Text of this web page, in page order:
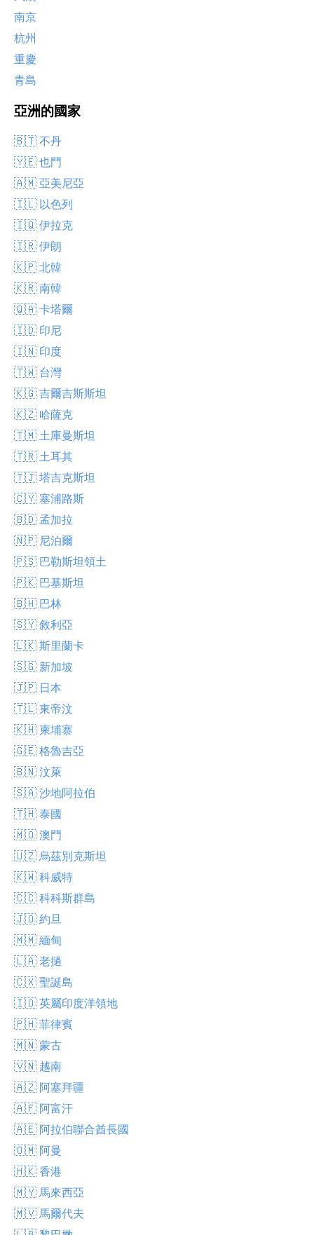
南京
杭州
重慶
青島
亞洲的國家
🇧🇹 不丹
🇾🇪 也門
🇦🇲 亞美尼亞
🇮🇱 以色列
🇮🇶 伊拉克
🇮🇷 伊朗
🇰🇵 北韓
🇰🇷 南韓
🇶🇦 卡塔爾
🇮🇩 印尼
🇮🇳 印度
🇹🇼 台灣
🇰🇬 吉爾吉斯斯坦
🇰🇿 哈薩克
🇹🇲 土庫曼斯坦
🇹🇷 土耳其
🇹🇯 塔吉克斯坦
🇨🇾 塞浦路斯
🇧🇩 孟加拉
🇳🇵 尼泊爾
🇵🇸 巴勒斯坦領土
🇵🇰 巴基斯坦
🇧🇭 巴林
🇸🇾 敘利亞
🇱🇰 斯里蘭卡
🇸🇬 新加坡
🇯🇵 日本
🇹🇱 東帝汶
🇰🇭 柬埔寨
🇬🇪 格魯吉亞
🇧🇳 汶萊
🇸🇦 沙地阿拉伯
🇹🇭 泰國
🇲🇴 澳門
🇺🇿 烏茲別克斯坦
🇰🇼 科威特
🇨🇨 科科斯群島
🇯🇴 約旦
🇲🇲 緬甸
🇱🇦 老撾
🇨🇽 聖誕島
🇮🇴 英屬印度洋領地
🇵🇭 菲律賓
🇲🇳 蒙古
🇻🇳 越南
🇦🇿 阿塞拜疆
🇦🇫 阿富汗
🇦🇪 阿拉伯聯合酋長國
🇴🇲 阿曼
🇭🇰 香港
🇲🇾 馬來西亞
🇲🇻 馬爾代夫